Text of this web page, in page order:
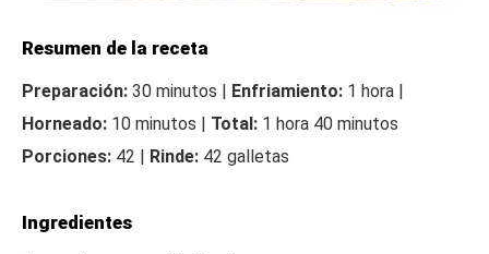
Resumen de la receta
Preparación: 30 minutos | Enfriamiento: 1 hora |
Horneado: 10 minutos | Total: 1 hora 40 minutos
Porciones: 42 | Rinde: 42 galletas
Ingredientes